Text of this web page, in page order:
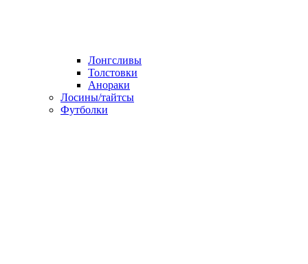
Лонгсливы
Толстовки
Анораки
Лосины/тайтсы
Футболки